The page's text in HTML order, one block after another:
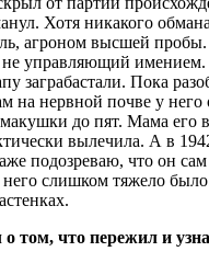
Хотя никакого
агроном высшей
не управляющий
заграбастали. Пока
на нервной почве у него
макушки до пят. Мама его
вылечила. А в
подозреваю, что он
слишком тяжело было
том, что пережил и